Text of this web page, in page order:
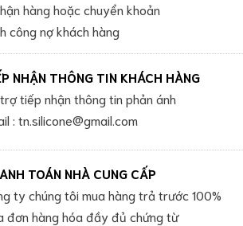
hàng hoặc chuyển khoản
công nợ khách hàng
NHẬN THÔNG TIN KHÁCH HÀNG
tiếp nhận thông tin phản ánh
: tn.silicone@gmail.com
TOÁN NHÀ CUNG CẤP
ty chúng tôi mua hàng trả trước 100%
đơn hàng hóa đầy đủ chứng từ